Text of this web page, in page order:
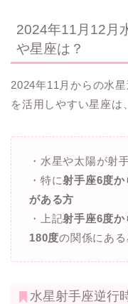
2024年11月12月
や星座は？
2024年11月からの水
を活用しやすい星座は、
・水星や太陽が射
・特に射手座6度
がある方
・上記射手座6度か
180度の関係にあ
水星射手座逆行